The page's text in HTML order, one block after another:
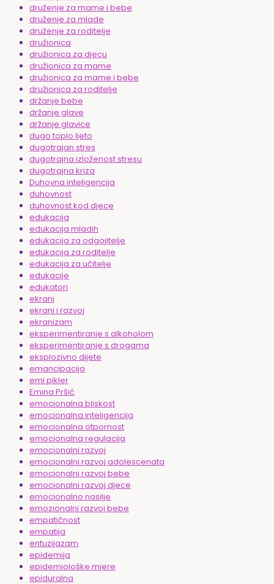
druženje za mame i bebe
druženje za mlade
druženje za roditelje
družionica
družionica za djecu
družionica za mame
družionica za mame i bebe
družionica za roditelje
držanje bebe
držanje glave
držanje glavice
dugo toplo ljeto
dugotrajan stres
dugotrajna izloženost stresu
dugotrajna kriza
Duhovna inteligencija
duhovnost
duhovnost kod djece
edukacija
edukacija mladih
edukacija za odgojitelje
edukacija za roditelje
edukacija za učitelje
edukacije
edukatori
ekrani
ekrani i razvoj
ekranizam
eksperimentiranje s alkoholom
eksperimentiranje s drogama
eksplozivno dijete
emancipacija
emi pikler
Emina Pršić
emocionalna bliskost
emocionalna inteligencija
emocionalna otpornost
emocionalna regulacija
emocionalni razvoj
emocionalni razvoj adolescenata
emocionalni razvoj bebe
emocionalni razvoj djece
emocionalno nasilje
emozionalni razvoj bebe
empatičnost
empatija
entuzijazam
epidemija
epidemiološke mjere
epiduralna